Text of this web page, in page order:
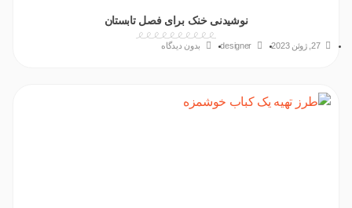
نوشیدنی خنک برای فصل تابستان
27, ژوئن 2023 designer بدون دیدگاه